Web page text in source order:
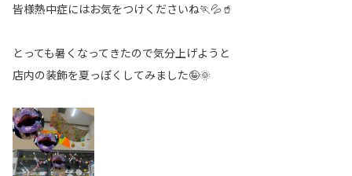
皆様熱中症にはお気をつけくださいね🏃💦🥤
とっても暑くなってきたので気分上げようと
店内の装飾を夏っぽくしてみました🤪🌞